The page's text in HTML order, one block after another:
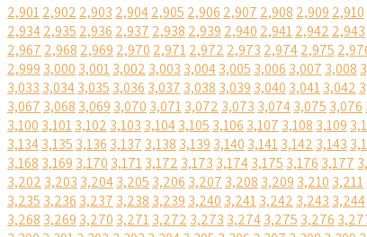
2,9012,902 2,903 2,9042,905 2,906 2,907 2,908 2,909 2,910
2,9342,935 2,936 2,937 2,938 2,939 2,940 2,9412,942 2,943
2,967 2,968 2,969 2,970 2,9712,972 2,973 2,9742,975
2,999 3,000 3,0013,002 3,003 3,0043,005 3,006 3,007 3,008
3,033 3,0343,035 3,036 3,037 3,038 3,039 3,040 3,0413,042
3,067 3,068 3,069 3,070 3,0713,072 3,073 3,0743,075 3,076
3,100 3,1013,102 3,103 3,1043,105 3,106 3,107 3,108 3,109
3,1343,135 3,136 3,137 3,138 3,139 3,140 3,1413,142 3,143
3,168 3,169 3,170 3,1713,172 3,173 3,1743,175 3,176 3,177
3,202 3,203 3,2043,205 3,206 3,207 3,208 3,209 3,210 3,211
3,235 3,236 3,237 3,238 3,239 3,240 3,2413,242 3,243 3,244
3,268 3,269 3,270 3,2713,272 3,273 3,2743,275 3,276